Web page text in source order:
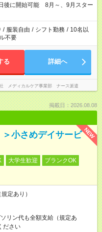
仕事をご紹介します！ ※Wワ
で希望する勤務時間と、もう1つ
40時間を超える場合は応募でき
後に開始可能 8月～、9月スター
/ 服装自由 / シフト勤務 / 10名以
不要
る 詳細へ
社 メディカルケア事業部 ナース派遣
掲載日：2026.08.08
NEW
小さめデイサービ
大学生歓迎
ブランクOK
定あり）
リン代も全額支給（規定あ
ださい